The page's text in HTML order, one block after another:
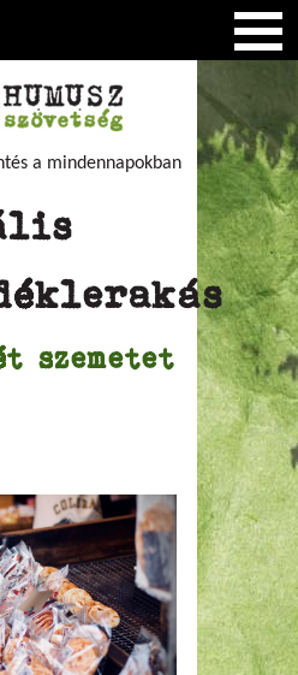
a mindennapokban
szemetet